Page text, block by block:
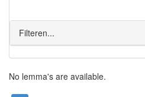
Filteren...
No lemma's are available.